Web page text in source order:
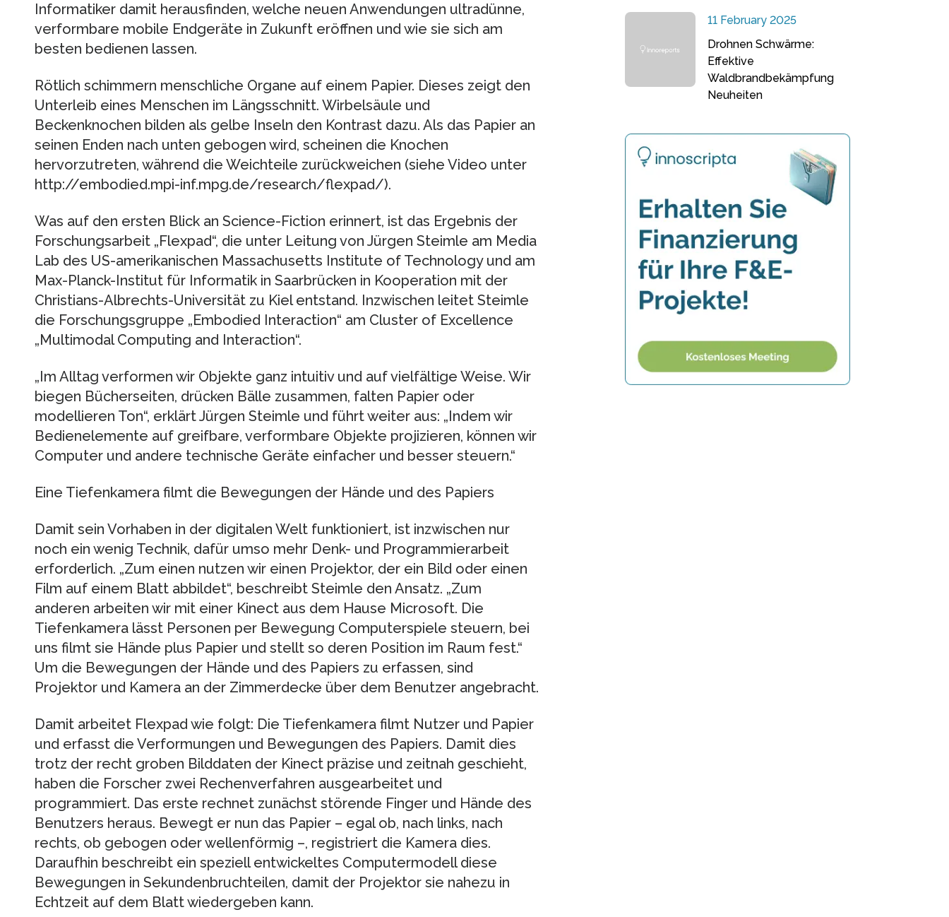
Informatiker damit herausfinden, welche neuen Anwendungen ultradünne,
verformbare mobile Endgeräte in Zukunft eröffnen und wie sie sich am
besten bedienen lassen.
Rötlich schimmern menschliche Organe auf einem Papier. Dieses zeigt den
Unterleib eines Menschen im Längsschnitt. Wirbelsäule und
Beckenknochen bilden als gelbe Inseln den Kontrast dazu. Als das Papier an
seinen Enden nach unten gebogen wird, scheinen die Knochen
hervorzutreten, während die Weichteile zurückweichen (siehe Video unter
http://embodied.mpi-inf.mpg.de/research/flexpad/).
Was auf den ersten Blick an Science-Fiction erinnert, ist das Ergebnis der
Forschungsarbeit „Flexpad“, die unter Leitung von Jürgen Steimle am Media
Lab des US-amerikanischen Massachusetts Institute of Technology und am
Max-Planck-Institut für Informatik in Saarbrücken in Kooperation mit der
Christians-Albrechts-Universität zu Kiel entstand. Inzwischen leitet Steimle
die Forschungsgruppe „Embodied Interaction“ am Cluster of Excellence
„Multimodal Computing and Interaction“.
„Im Alltag verformen wir Objekte ganz intuitiv und auf vielfältige Weise. Wir
biegen Bücherseiten, drücken Bälle zusammen, falten Papier oder
modellieren Ton“, erklärt Jürgen Steimle und führt weiter aus: „Indem wir
Bedienelemente auf greifbare, verformbare Objekte projizieren, können wir
Computer und andere technische Geräte einfacher und besser steuern.“
Eine Tiefenkamera filmt die Bewegungen der Hände und des Papiers
Damit sein Vorhaben in der digitalen Welt funktioniert, ist inzwischen nur
noch ein wenig Technik, dafür umso mehr Denk- und Programmierarbeit
erforderlich. „Zum einen nutzen wir einen Projektor, der ein Bild oder einen
Film auf einem Blatt abbildet“, beschreibt Steimle den Ansatz. „Zum
anderen arbeiten wir mit einer Kinect aus dem Hause Microsoft. Die
Tiefenkamera lässt Personen per Bewegung Computerspiele steuern, bei
uns filmt sie Hände plus Papier und stellt so deren Position im Raum fest.“
Um die Bewegungen der Hände und des Papiers zu erfassen, sind
Projektor und Kamera an der Zimmerdecke über dem Benutzer angebracht.
Damit arbeitet Flexpad wie folgt: Die Tiefenkamera filmt Nutzer und Papier
und erfasst die Verformungen und Bewegungen des Papiers. Damit dies
trotz der recht groben Bilddaten der Kinect präzise und zeitnah geschieht,
haben die Forscher zwei Rechenverfahren ausgearbeitet und
programmiert. Das erste rechnet zunächst störende Finger und Hände des
Benutzers heraus. Bewegt er nun das Papier – egal ob, nach links, nach
rechts, ob gebogen oder wellenförmig –, registriert die Kamera dies.
Daraufhin beschreibt ein speziell entwickeltes Computermodell diese
Bewegungen in Sekundenbruchteilen, damit der Projektor sie nahezu in
Echtzeit auf dem Blatt wiedergeben kann.
11 February 2025
Drohnen Schwärme:
Effektive
Waldbrandbekämpfung
Neuheiten